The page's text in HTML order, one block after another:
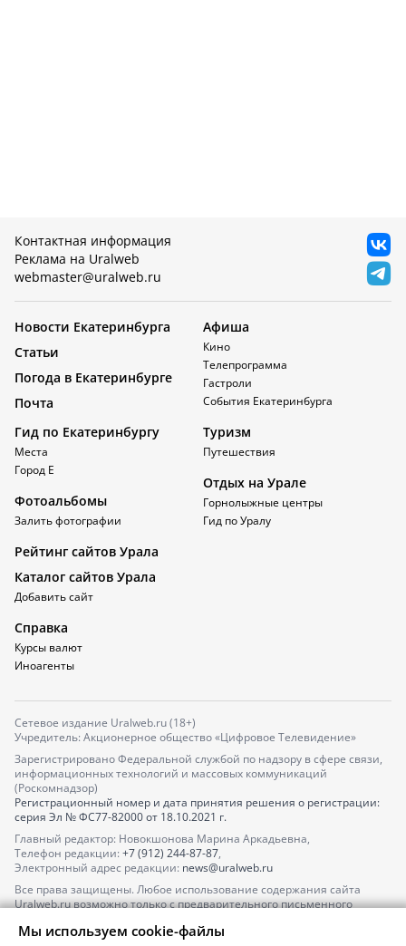
Контактная информация
Реклама на Uralweb
webmaster@uralweb.ru
Новости Екатеринбурга
Статьи
Погода в Екатеринбурге
Почта
Афиша
Кино
Телепрограмма
Гастроли
События Екатеринбурга
Гид по Екатеринбургу
Места
Город Е
Фотоальбомы
Залить фотографии
Туризм
Путешествия
Отдых на Урале
Горнолыжные центры
Гид по Уралу
Рейтинг сайтов Урала
Каталог сайтов Урала
Добавить сайт
Справка
Курсы валют
Иноагенты
Сетевое издание Uralweb.ru (18+)
Учредитель: Акционерное общество «Цифровое Телевидение»
Зарегистрировано Федеральной службой по надзору в сфере связи,
информационных технологий и массовых коммуникаций
(Роскомнадзор)
Регистрационный номер и дата принятия решения о регистрации:
серия Эл № ФС77-82000от 18.10.2021 г.
Главный редактор: Новокшонова Марина Аркадьевна,
Телефон редакции: +7 (912) 244-87-87,
Электронный адрес редакции: news@uralweb.ru
Все права защищены. Любое использование содержания сайта
Uralweb.ru возможно только с предварительного письменного
По вопросам размещения рекламы обращайтесь по тел.
Мы используем cookie-файлы